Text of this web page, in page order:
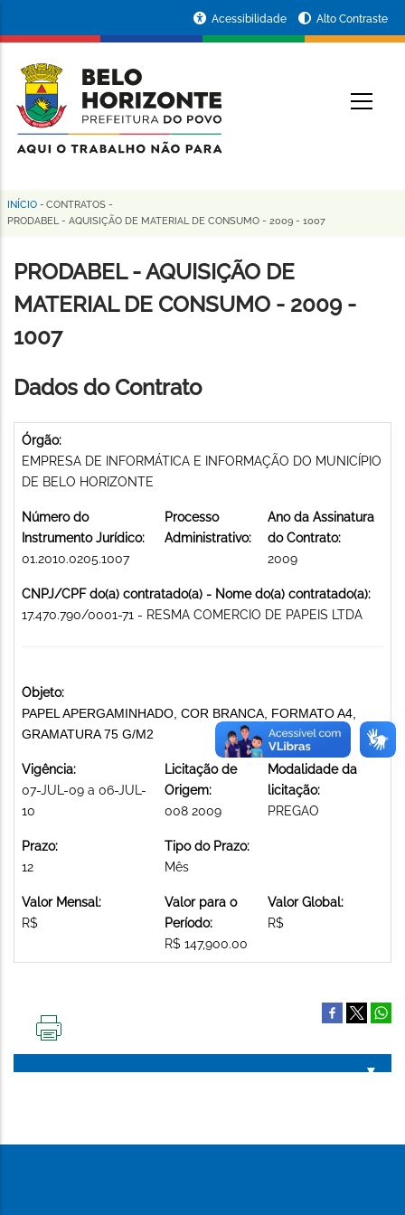
conteúdo
principal
da
Prefeitura
de
Horizonte
Acessibilidade Alto Contraste
Trilha
navegação
INÍCIO - CONTRATOS -
PRODABEL - AQUISIÇÃO DE MATERIAL DE CONSUMO - 2009 - 1007
PRODABEL - AQUISIÇÃO DE
MATERIAL DE CONSUMO - 2009 -
1007
Dados do Contrato
Órgão:
EMPRESA DE INFORMÁTICA E INFORMAÇÃO DO MUNICÍPIO
DE BELO HORIZONTE
Número do
Instrumento Jurídico:
01.2010.0205.1007
Processo
Administrativo:
Ano da Assinatura
do Contrato:
2009
CNPJ/CPF do(a) contratado(a) - Nome do(a) contratado(a):
17.470.790/0001-71 - RESMA COMERCIO DE PAPEIS LTDA
Objeto:
PAPEL APERGAMINHADO, COR BRANCA, FORMATO A4,
GRAMATURA 75 G/M2
Vigência:
07-JUL-09 a 06-JUL-
10
Licitação de
Origem:
008 2009
Modalidade da
licitação:
PREGAO
Prazo:
12
Tipo do Prazo:
Mês
Valor Mensal:
R$
Valor para o
Período:
R$ 147,900.00
Valor Global:
R$
PÁGINA